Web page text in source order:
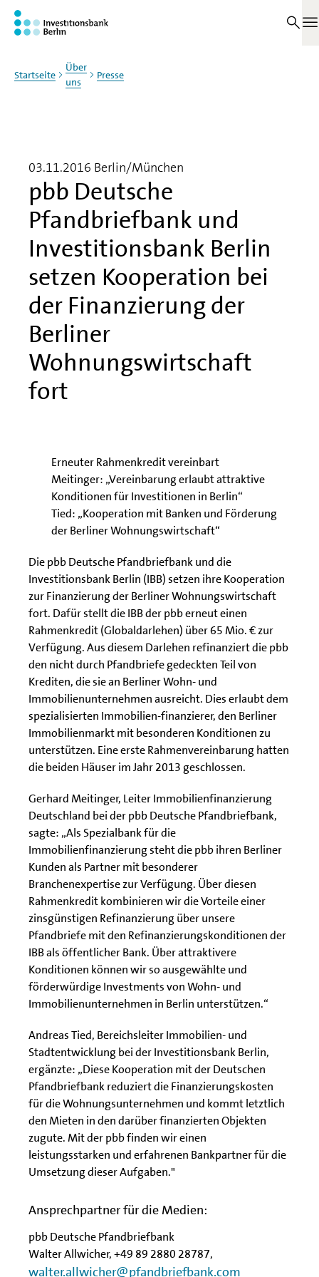
Zum Haupinhalt springen
Startseite
Über
uns
Presse
pbb Deutsche
Pfandbriefbank und
Investitionsbank Berlin
setzen Kooperation bei
der Finanzierung der
Berliner
Wohnungswirtschaft
fort
03.11.2016 Berlin/München
Erneuter Rahmenkredit vereinbart
Meitinger: „Vereinbarung erlaubt attraktive
Konditionen für Investitionen in Berlin“
Tied: „Kooperation mit Banken und Förderung
der Berliner Wohnungswirtschaft“
Die pbb Deutsche Pfandbriefbank und die
Investitionsbank Berlin (IBB) setzen ihre Kooperation
zur Finanzierung der Berliner Wohnungswirtschaft
fort. Dafür stellt die IBB der pbb erneut einen
Rahmenkredit (Globaldarlehen) über 65 Mio. € zur
Verfügung. Aus diesem Darlehen refinanziert die pbb
den nicht durch Pfandbriefe gedeckten Teil von
Krediten, die sie an Berliner Wohn- und
Immobilienunternehmen ausreicht. Dies erlaubt dem
spezialisierten Immobilien-finanzierer, den Berliner
Immobilienmarkt mit besonderen Konditionen zu
unterstützen. Eine erste Rahmenvereinbarung hatten
die beiden Häuser im Jahr 2013 geschlossen.
Gerhard Meitinger, Leiter Immobilienfinanzierung
Deutschland bei der pbb Deutsche Pfandbriefbank,
sagte: „Als Spezialbank für die
Immobilienfinanzierung steht die pbb ihren Berliner
Kunden als Partner mit besonderer
Branchenexpertise zur Verfügung. Über diesen
Rahmenkredit kombinieren wir die Vorteile einer
zinsgünstigen Refinanzierung über unsere
Pfandbriefe mit den Refinanzierungskonditionen der
IBB als öffentlicher Bank. Über attraktivere
Konditionen können wir so ausgewählte und
förderwürdige Investments von Wohn- und
Immobilienunternehmen in Berlin unterstützen.“
Andreas Tied, Bereichsleiter Immobilien- und
Stadtentwicklung bei der Investitionsbank Berlin,
ergänzte: „Diese Kooperation mit der Deutschen
Pfandbriefbank reduziert die Finanzierungskosten
für die Wohnungsunternehmen und kommt letztlich
den Mieten in den darüber finanzierten Objekten
zugute. Mit der pbb finden wir einen
leistungsstarken und erfahrenen Bankpartner für die
Umsetzung dieser Aufgaben."
Ansprechpartner für die Medien:
pbb Deutsche Pfandbriefbank
Walter Allwicher, +49 89 2880 28787,
walter.allwicher@pfandbriefbank.com